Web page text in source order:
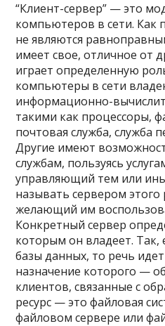
“Клиент-сервер” — это
компьютеров в сети.
не являются
имеет свое, отличное от
играет определенную
компьютеры в сети
информационно-
такими как процессоры,
почтовая служба, служба
Другие имеют
службам, пользуясь
управляющий тем или
называть сервером
желающий им
Конкретный сервер
которым он владеет. Так,
базы данных, то речь
назначение которого —
клиентов, связанные с
ресурс — это файловая
файловом сервере или